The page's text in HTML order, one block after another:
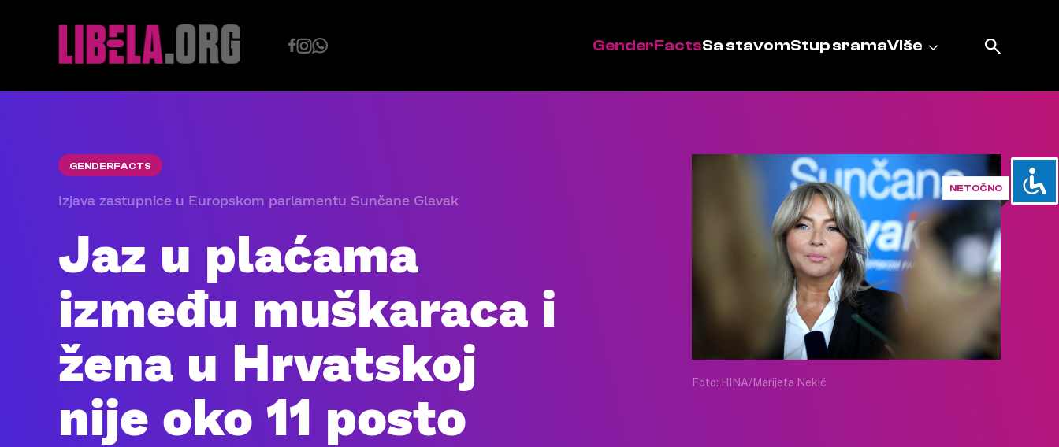
GenderFactsSa stavomStup sramaViše
GENDERFACTS
Izjava zastupnice u Europskom parlamentu Sunčane Glavak
Jaz u plaćama
između muškaraca i
žena u Hrvatskoj
nije oko 11 posto
NETOČNO
Foto: HINA/Marijeta Nekić